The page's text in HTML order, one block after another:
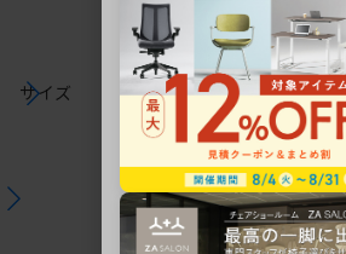
サイズ